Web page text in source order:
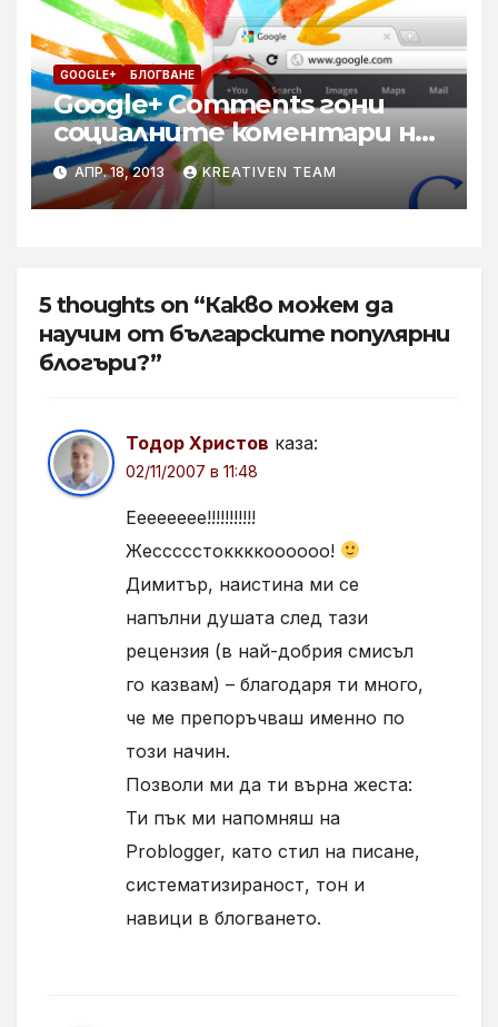
GOOGLE+ БЛОГВАНЕ
Google+ Comments гони
социалните коментари на
Facebook
АПР. 18, 2013 KREATIVEN TEAM
5 thoughts on “Какво можем да
научим от българските популярни
блогъри?”
Тодор Христов каза:
02/11/2007 в 11:48
Ееееееее!!!!!!!!!!!
Жессссстоккккоооооо!
Димитър, наистина ми се
напълни душата след тази
рецензия (в най-добрия смисъл
го казвам) – благодаря ти много,
че ме препоръчваш именно по
този начин.
Позволи ми да ти върна жеста:
Ти пък ми напомняш на
Problogger, като стил на писане,
систематизираност, тон и
навици в блогването.